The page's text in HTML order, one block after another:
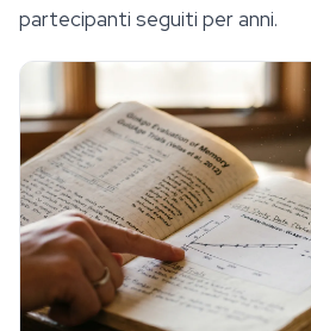
partecipanti seguiti per anni.